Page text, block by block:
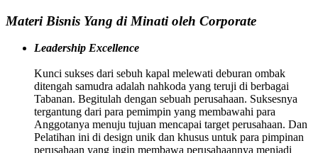
Materi Bisnis Yang di Minati oleh Corporate
Leadership Excellence
Kunci sukses dari sebuh kapal melewati deburan ombak
ditengah samudra adalah nahkoda yang teruji di berbagai
Tabanan. Begitulah dengan sebuah perusahaan. Suksesnya
tergantung dari para pemimpin yang membawahi para
Anggotanya menuju tujuan mencapai target perusahaan. Dan
Pelatihan ini di design unik dan khusus untuk para pimpinan
perusahaan yang ingin membawa perusahaannya menjadi